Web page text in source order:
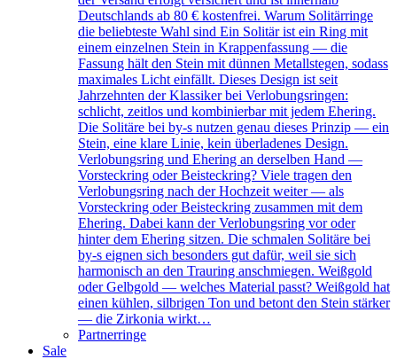
Deutschlands ab 80 € kostenfrei. Warum Solitärringe
die beliebteste Wahl sind Ein Solitär ist ein Ring mit
einem einzelnen Stein in Krappenfassung — die
Fassung hält den Stein mit dünnen Metallstegen, sodass
maximales Licht einfällt. Dieses Design ist seit
Jahrzehnten der Klassiker bei Verlobungsringen:
schlicht, zeitlos und kombinierbar mit jedem Ehering.
Die Solitäre bei by-s nutzen genau dieses Prinzip — ein
Stein, eine klare Linie, kein überladenes Design.
Verlobungsring und Ehering an derselben Hand —
Vorsteckring oder Beisteckring? Viele tragen den
Verlobungsring nach der Hochzeit weiter — als
Vorsteckring oder Beisteckring zusammen mit dem
Ehering. Dabei kann der Verlobungsring vor oder
hinter dem Ehering sitzen. Die schmalen Solitäre bei
by-s eignen sich besonders gut dafür, weil sie sich
harmonisch an den Trauring anschmiegen. Weißgold
oder Gelbgold — welches Material passt? Weißgold hat
einen kühlen, silbrigen Ton und betont den Stein stärker
— die Zirkonia wirkt…
Partnerringe
Sale